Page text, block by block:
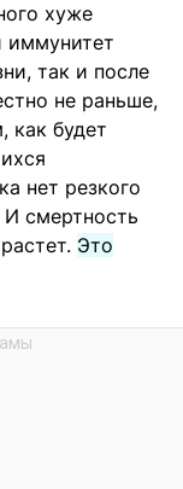
хуже
иммунитет
так и после
не раньше,
как будет
нет резкого
смертность
Это